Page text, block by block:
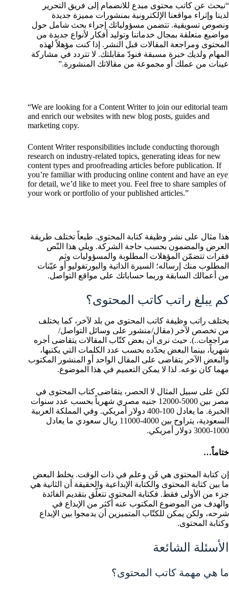
“نبحث عن كاتب محتوى مبدع للانضمام إلى فريق التحرير
لدينا وإثراء مواقعنا الإلكترونية بمنشورات مميزة جديدة
ونصوص تسويقية. تتضمن مسؤولياتك إجراء بحث شامل حول
مواضيع متعلقة بمجال خدماتنا وتوليد أفكار لأنواع جديدة من
المحتوى ومراجعة المقالات قبل النشر. إذا كنت مؤهلاً لهذه
المهام ولديك خبرة مسبقة فنودّ مقابلتك. لا تتردد في مشاركة
عينات من عملك أو مجموعة من مقالاتك المنشورة.”
“We are looking for a Content Writer to join our editorial team
and enrich our websites with new blog posts, guides and
marketing copy.
Content Writer responsibilities include conducting thorough
research on industry-related topics, generating ideas for new
content types and proofreading articles before publication. If
you’re familiar with producing online content and have an eye
for detail, we’d like to meet you. Feel free to share samples of
your work or portfolio of your published articles.”
هذا مثال على نشر وظيفة كتابة المحتوى. طبعاً تختلف طريقة
العرض والمضمون بحسب حاجة الشركة. ويلي هذا النّص
فقرات تتضمّن المؤهلات المطلوبة والمسؤوليات وثم
المطلوب منك إرساله؛ السيرة الذاتية والبورتفوليو أو عيّنات
من أعمالك السابقة وربما حساباتك على مواقع التواصل.
كم يبلغ راتب كاتب المحتوى؟
يختلف راتب وظيفة كاتب المحتوى من بلد لآخر، كما يختلف
من تخصص لآخر (مقال/منشور على وسائل التواصل/
مراجعات..). حيث نرى أن بعض كتّاب المقالات يتقاضى أجره
شهرياً، بينما البعض يحدّده بحسب عدد الكلمات التي يكتبها،
والبعض الآخر يتقاضى على المقال الواحد أو المنشور المكتوب
مهما كان نوعه. لذا لا يمكن التعميم في هذا الموضوع.
لكن على سبيل المثال لا الحصر، يتقاضى كتاب المحتوى في
مصر بين 5000-12000 جنيه مصري شهرياً بحسب عدد سنوات
الخبرة. ما يعادل 100-400 دولار أمريكي. وفي المملكة العربية
السعودية، يتراوح بين 4000-11000 ريال سعودي ما يعادل
1000-3000 دولار أمريكي.
ختاماً…
إن كتابة المحتوى هي فَن وعلم في ذات الوقت. يخلط البعض
ما بين كتابة المحتوى والكتابة الإبداعية والحقيقة أن الثانية هي
جزء من الأولى فقط. فكتابة المحتوى تتعلّق بتقديم الفائدة
والهدف من الموضوع المكتوب عنه أكثر من الإبداع في
شرحه، ولكن يمكن للكتّاب المتميزين أن يدمجوا بين الإبداع
وكتابة المحتوى.
الأسئلة الشائعة
ما هي مهمة كاتب المحتوى؟